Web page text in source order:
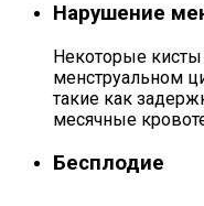
Нарушение
Некоторые кисты
менструальном
такие как
месячные
Бесплодие